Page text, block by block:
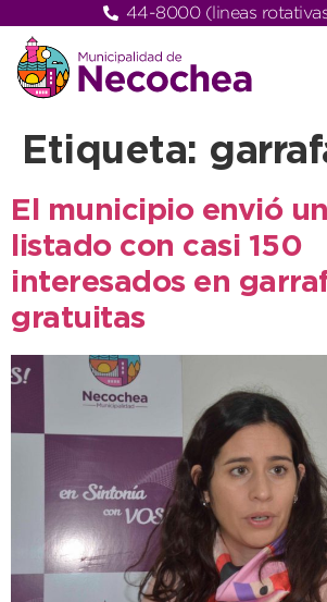
44-8000 (lineas
Etiqueta:
El municipio envió
listado con casi 150
interesados en
gratuitas